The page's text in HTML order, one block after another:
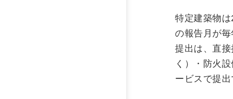
特定建築物
の報告月が
提出は、直
く）・防火
ービスで提